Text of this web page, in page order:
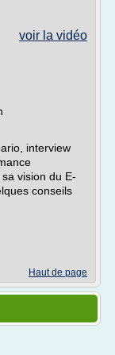
voir la vidéo
interview
vision du E-
conseils
Haut de page